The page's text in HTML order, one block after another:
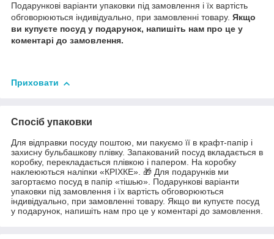
Подарункові варіанти упаковки під замовлення і їх вартість
обговорюються індивідуально, при замовленні товару. Якщо
ви купуєте посуд у подарунок, напишіть нам про це у
коментарі до замовлення.
Приховати
Спосіб упаковки
Для відправки посуду поштою, ми пакуємо її в крафт-папір і
захисну бульбашкову плівку. Запакований посуд вкладається в
коробку, перекладається плівкою і папером. На коробку
наклеюються наліпки «КРІХКЕ». 🎁 Для подарунків ми
загортаємо посуд в папір «тішью». Подарункові варіанти
упаковки під замовлення і їх вартість обговорюються
індивідуально, при замовленні товару. Якщо ви купуєте посуд
у подарунок, напишіть нам про це у коментарі до замовлення.